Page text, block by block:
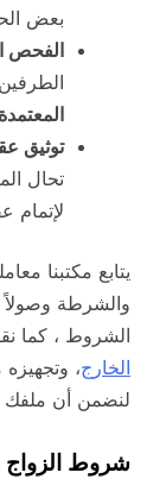
بعض
الفحص
الطرفين
المعتمدة
توثيق
تحال
لإتمام
يتابع مكتبنا
والشرطة وصولاً
الشروط ، كما
الخارج،
لنضمن أن
شروط الزواج